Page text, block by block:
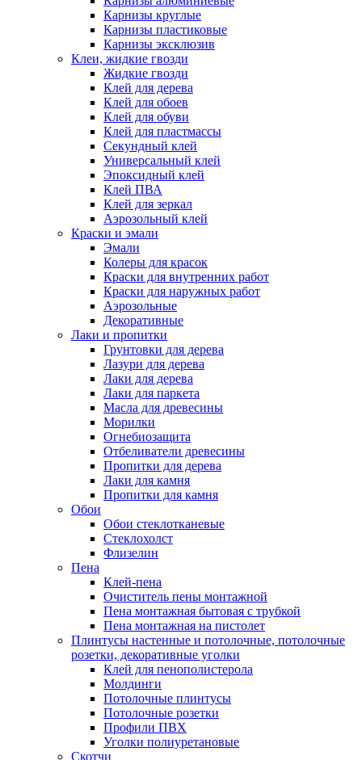
Карнизы круглые
Карнизы пластиковые
Карнизы эксклюзив
Клеи, жидкие гвозди
Жидкие гвозди
Клей для дерева
Клей для обоев
Клей для обуви
Клей для пластмассы
Секундный клей
Универсальный клей
Эпоксидный клей
Клей ПВА
Клей для зеркал
Аэрозольный клей
Краски и эмали
Эмали
Колеры для красок
Краски для внутренних работ
Краски для наружных работ
Аэрозольные
Декоративные
Лаки и пропитки
Грунтовки для дерева
Лазури для дерева
Лаки для дерева
Лаки для паркета
Масла для древесины
Морилки
Огнебиозащита
Отбеливатели древесины
Пропитки для дерева
Лаки для камня
Пропитки для камня
Обои
Обои стеклотканевые
Стеклохолст
Флизелин
Пена
Клей-пена
Очиститель пены монтажной
Пена монтажная бытовая с трубкой
Пена монтажная на пистолет
Плинтусы настенные и потолочные, потолочные
розетки, декоративные уголки
Клей для пенополистерола
Молдинги
Потолочные плинтусы
Потолочные розетки
Профили ПВХ
Уголки полиуретановые
Скотчи